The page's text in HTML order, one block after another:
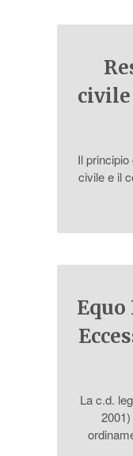
Il
civile e il
La c.d.